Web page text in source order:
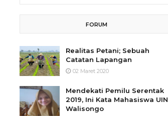
FORUM
Realitas Petani; Sebuah
Catatan Lapangan
02 Maret 2020
Mendekati Pemilu Serentak
2019, Ini Kata Mahasiswa UIN
Walisongo